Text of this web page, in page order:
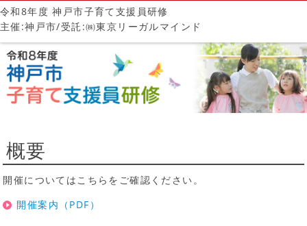
令和8年度 神戸市子育て支援員研修
主催:神戸市/受託:㈱東京リーガルマインド
概要
開催についてはこちらをご確認ください。
開催案内（PDF）